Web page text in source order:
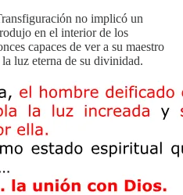
no implicó un
en el interior de los
capaces de ver a su maestro
luz eterna de su divinidad.